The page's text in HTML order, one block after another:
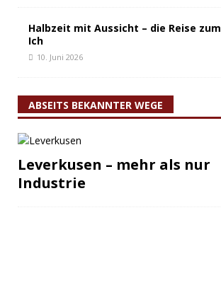
Halbzeit mit Aussicht – die Reise zum
Ich
10. Juni 2026
ABSEITS BEKANNTER WEGE
Leverkusen – mehr als nur
Industrie